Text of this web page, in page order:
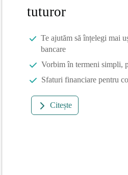
tuturor
Te ajutăm să înțelegi mai
bancare
Vorbim în termeni simpli,
Sfaturi financiare pentru
Citește